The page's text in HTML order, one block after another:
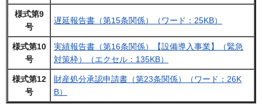
様式第9
号
遅延報告書（第15条関係）（ワード：25KB）
様式第10
号
実績報告書（第16条関係）【設備導入事業】（緊急
対策枠）（エクセル：135KB）
様式第12
号
財産処分承認申請書（第23条関係）（ワード：26K
B）